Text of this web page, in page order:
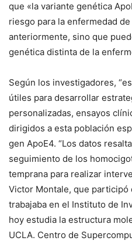
que «la variante genética
riesgo para la enfermedad
anteriormente, sino que
genética distinta de la
Según los investigadores,
útiles para desarrollar
personalizadas, ensayos
dirigidos a esta población
gen ApoE4. “Los datos
seguimiento de los
temprana para realizar
Victor Montale, que participó
trabajaba en el Instituto de
hoy estudia la estructura
UCLA. Centro de